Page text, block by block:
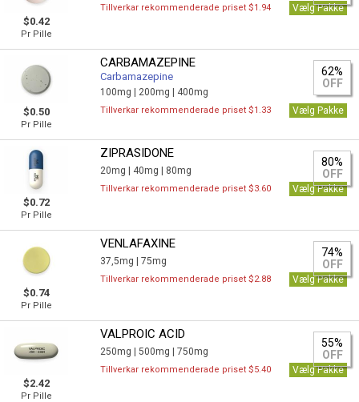
$0.42
Pr Pille
Tillverkar rekommenderade priset $1.94 Vælg Pakke
$0.50
Pr Pille
CARBAMAZEPINE
Carbamazepine
100mg | 200mg | 400mg
62%
OFF
Tillverkar rekommenderade priset $1.33 Vælg Pakke
$0.72
Pr Pille
ZIPRASIDONE
20mg | 40mg | 80mg
80%
OFF
Tillverkar rekommenderade priset $3.60 Vælg Pakke
$0.74
Pr Pille
VENLAFAXINE
37,5mg |75mg
74%
OFF
Tillverkar rekommenderade priset $2.88 Vælg Pakke
$2.42
Pr Pille
VALPROIC ACID
250mg |500mg |750mg
55%
OFF
Tillverkar rekommenderade priset $5.40 Vælg Pakke